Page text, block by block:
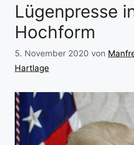
Lügenpresse
Hochform
5. November 2020 von
Hartlage